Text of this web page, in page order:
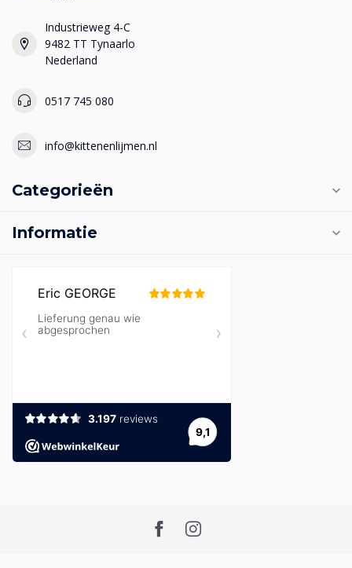
Industrieweg 4-C
9482 TT Tynaarlo
Nederland
0517 745 080
info@kittenenlijmen.nl
Categorieën
Informatie